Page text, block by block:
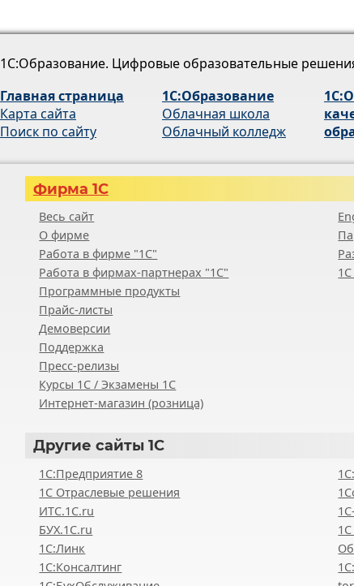
1С:Образование. Цифровые образовательные
Главная страница
Карта сайта
Поиск по сайту
1С:Образование
Облачная школа
Облачный колледж
Фирма 1С
Весь сайт
О фирме
Работа в фирме "1С"
Работа в фирмах-партнерах "1С"
Программные продукты
Прайс-листы
Демоверсии
Поддержка
Пресс-релизы
Курсы 1С / Экзамены 1С
Интернет-магазин (розница)
1С
Другие сайты 1С
1С:Предприятие 8
1С Отраслевые решения
ИТС.1C.ru
БУХ.1С.ru
1С:Линк
1С:Консалтинг